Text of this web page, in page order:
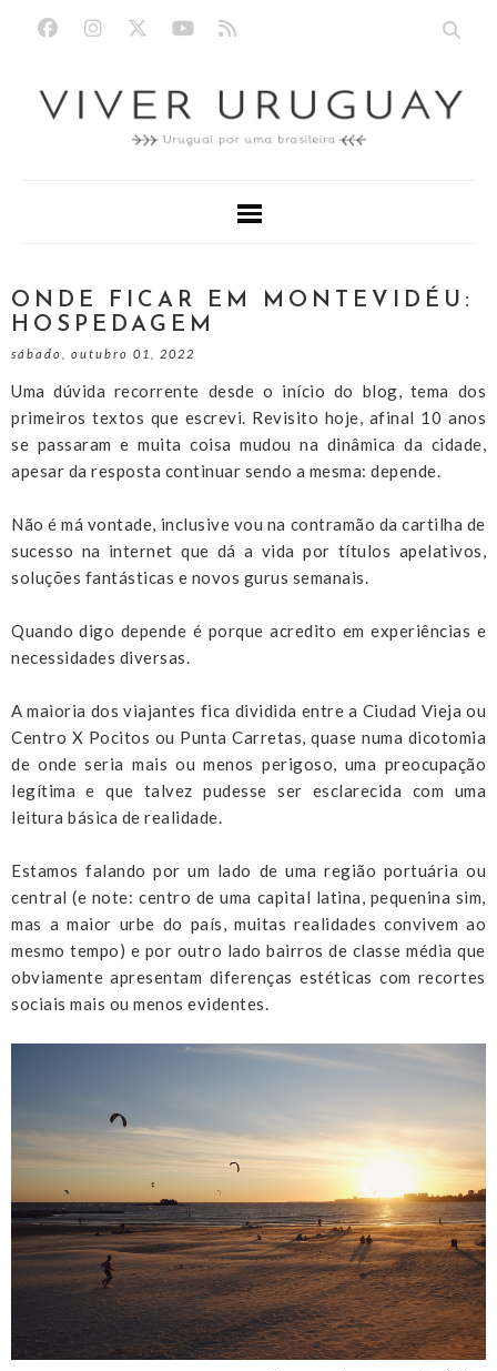
ONDE FICAR EM MONTEVIDÉU:
HOSPEDAGEM
sábado, outubro 01, 2022
Uma dúvida recorrente desde o início do blog, tema dos
primeiros textos que escrevi. Revisito hoje, afinal 10 anos
se passaram e muita coisa mudou na dinâmica da cidade,
apesar da resposta continuar sendo a mesma: depende.
Não é má vontade, inclusive vou na contramão da cartilha de
sucesso na internet que dá a vida por títulos apelativos,
soluções fantásticas e novos gurus semanais.
Quando digo depende é porque acredito em experiências e
necessidades diversas.
A maioria dos viajantes fica dividida entre a Ciudad Vieja ou
Centro X Pocitos ou Punta Carretas, quase numa dicotomia
de onde seria mais ou menos perigoso, uma preocupação
legítima e que talvez pudesse ser esclarecida com uma
leitura básica de realidade.
Estamos falando por um lado de uma região portuária ou
central (e note: centro de uma capital latina, pequenina sim,
mas a maior urbe do país, muitas realidades convivem ao
mesmo tempo) e por outro lado bairros de classe média que
obviamente apresentam diferenças estéticas com recortes
sociais mais ou menos evidentes.